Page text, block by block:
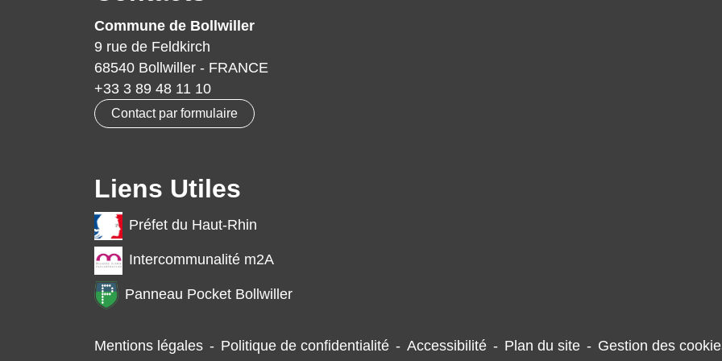
Commune de Bollwiller
9 rue de Feldkirch
68540 Bollwiller - FRANCE
+33 3 89 48 11 10
Contact par formulaire
Liens Utiles
Préfet du Haut-Rhin
Intercommunalité m2A
Panneau Pocket Bollwiller
Mentions légales - Politique de confidentialité - Accessibilité - Plan du site - Gestion des